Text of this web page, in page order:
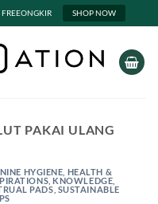
SHOP NOW
PAKAI ULANG
HYGIENE HEALTH &
KNOWLEDGE
PADS SUSTAINABLE